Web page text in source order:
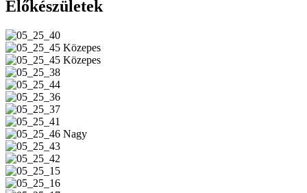
Előkészületek